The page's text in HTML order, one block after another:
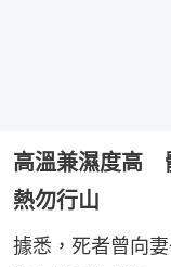
高溫兼濕度高
熱勿行山
據悉，死者曾向